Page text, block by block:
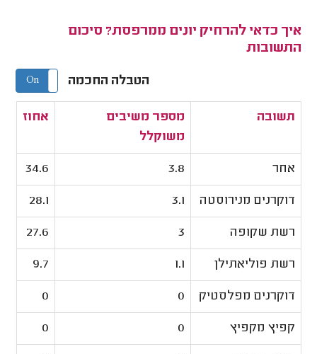
איך כדאי להרחיק יונים ממרפסת? סיכום
התשובות
הטבלה החכמה On Off
תשובה
מספר משיבים
משוקלל
אחוז
אחר 3.8
34.6
דוקרנים מנירוסטה 3.1
28.1
רשת שקופה 3
27.6
רשת פוליאתילן 1.1
9.7
דוקרנים מפלסטיק 0
0
קפיץ מקפיץ 0
0